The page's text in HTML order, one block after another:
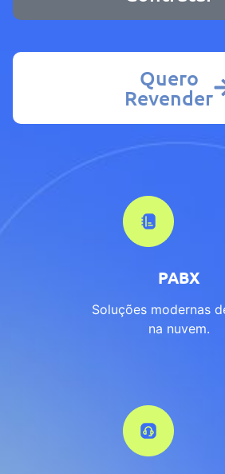
PABX
Soluções modernas
na nuvem.
Quero
Revender